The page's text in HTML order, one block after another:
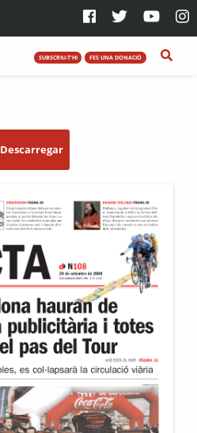
SUBSCRIU-T'HI FES UNA DONACIÓ
Descarregar